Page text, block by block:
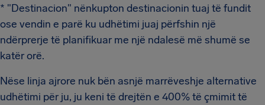
* "Destinacion" nënkupton destinacionin tuaj të fundit
ose vendin e parë ku udhëtimi juaj përfshin një
ndërprerje të planifikuar me një ndalesë më shumë se
katër orë.
Nëse linja ajrore nuk bën asnjë marrëveshje alternative
udhëtimi për ju, ju keni të drejtën e 400% të çmimit të